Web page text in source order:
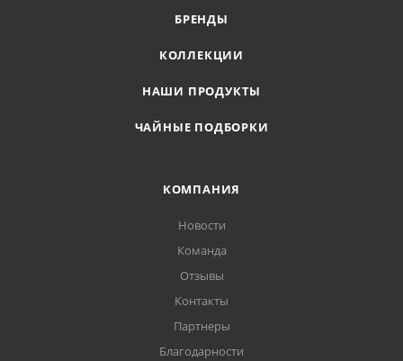
БРЕНДЫ
КОЛЛЕКЦИИ
НАШИ ПРОДУКТЫ
ЧАЙНЫЕ ПОДБОРКИ
КОМПАНИЯ
Новости
Команда
Отзывы
Контакты
Партнеры
Благодарности